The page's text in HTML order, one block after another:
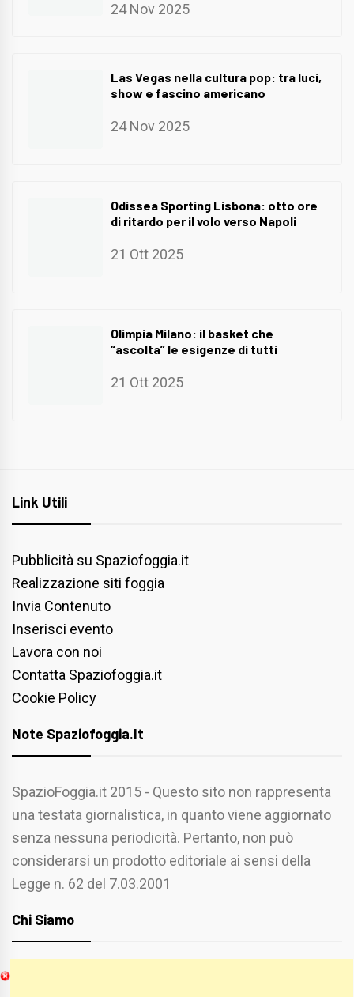
24 Nov 2025
Las Vegas nella cultura pop: tra luci,
show e fascino americano
24 Nov 2025
Odissea Sporting Lisbona: otto ore
di ritardo per il volo verso Napoli
21 Ott 2025
Olimpia Milano: il basket che
“ascolta” le esigenze di tutti
21 Ott 2025
Link Utili
Pubblicità su Spaziofoggia.it
Realizzazione siti foggia
Invia Contenuto
Inserisci evento
Lavora con noi
Contatta Spaziofoggia.it
Cookie Policy
Note Spaziofoggia.it
SpazioFoggia.it 2015 - Questo sito non rappresenta
una testata giornalistica, in quanto viene aggiornato
senza nessuna periodicità. Pertanto, non può
considerarsi un prodotto editoriale ai sensi della
Legge n. 62 del 7.03.2001
Chi Siamo